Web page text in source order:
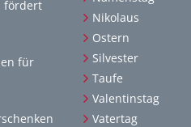
fördert
für
Nikolaus
Ostern
Silvester
Taufe
Valentinstag
Vatertag